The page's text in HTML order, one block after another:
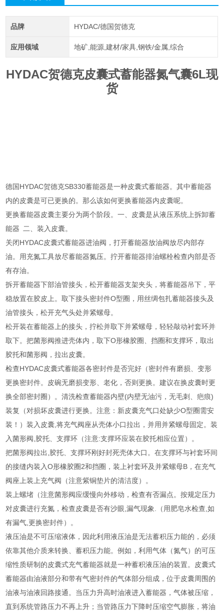
品牌 HYDAC/德国贺德克
应用领域 地矿,能源,建材/家具,钢铁/金属,综合
HYDAC贺德克皮囊式蓄能器氮气囊6L现
货
德国HYDAC贺德克SB330蓄能器是一种皮囊式蓄能器。其中蓄能器
内的皮囊是可已更换的。那么该如何更换蓄能器内皮囊呢。
更换蓄能器皮囊主要分为两个阶段。一、皮囊是从液压系统上拆卸蓄
能器 二、装入皮囊。
关闭HYDAC皮囊式蓄能器进油阀，打开蓄能器放油阀放尽内部存
油。用充氮工具放尽蓄能器氮压。拧开蓄能器排油螺栓检查内部是否
有存油。
拆开蓄能器下部油管接头，松开蓄能器支架夹头，将蓄能器吊下，平
稳放置在胶皮上。取下接头密封件O型圈，用丝绸包扎蓄能器接头及
油管接头，松开充气头处并紧螺母。
松开装在蓄能器上的接头，拧松并取下并紧螺母，轻轻敲动衬套环并
取下。把菌形阀推进壳体内，取下O形橡胶圈、挡圈和支撑环，取出
胶托和菌形阀，拉出皮囊。
检查HYDAC皮囊式蓄能器各密封件是否完好（密封件有磨损、变形
更换密封件。皮碗无磨损变形、老化，否则更换。建议在换皮囊时更
换全部密封圈）。清洗检查蓄能器内壁(内壁无油污，无毛刺、疤痕)
装复（对损坏皮囊进行更换。注意：新皮囊充气口处缺少O型圈需安
装！）装入皮囊,将充气阀座从壳体小口拉出，并用并紧螺母固定。装
入菌形阀,胶托、支撑环（注意:支撑环应装在胶托相应位置）。
把菌形阀拉出,胶托、支撑环刚好封死壳体大口。在支撑环与衬套环间
的接缝内装入O形橡胶圈2和挡圈，装上衬套环及并紧螺母B，在充气
阀座上装上充气阀（注意紫铜垫片的清洁度）。
装上螺堵（注意菌形阀应缓慢向外移动，检查有否漏点。按规定压力
对皮囊进行充氮，检查皮囊是否有沙眼,漏气现象.（用肥皂水检查,如
有漏气,更换密封件）。
液压油是不可压缩液体，因此利用液压油是无法蓄积压力能的，必须
依靠其他介质来转换、蓄积压力能。例如，利用气体（氮气）的可压
缩性质研制的皮囊式充气蓄能器就是一种蓄积液压油的装置。皮囊式
蓄能器由油液部分和带有气密封件的气体部分组成，位于皮囊周围的
油液与油液回路接通。当压力升高时油液进入蓄能器，气体被压缩，
直到系统管路压力不再上升；当管路压力下降时压缩空气膨胀，将油